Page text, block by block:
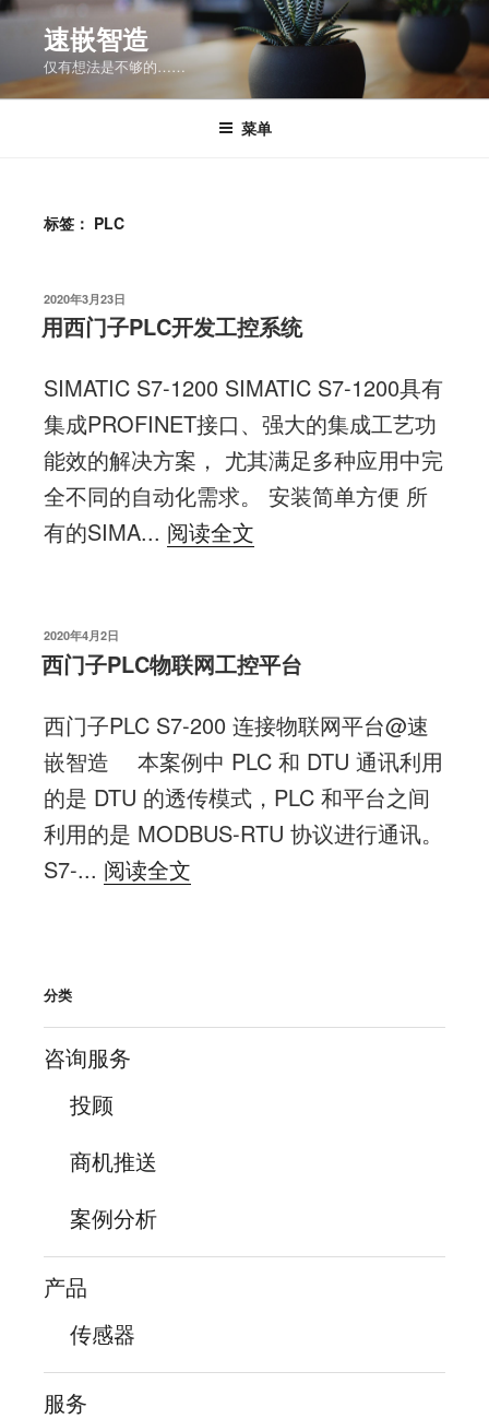
跳
内
速嵌智造
仅有想法是不够的……
菜单
标签： PLC
发
布
于
2020年3月23日
用西门子PLC开发工控系统
SIMATIC S7-1200 SIMATIC S7-1200具有
集成PROFINET接口、强大的集成工艺功
能效的解决方案， 尤其满足多种应用中完
全不同的自动化需求。 安装简单方便 所
有的SIMA... 阅读全文
发
布
于
2020年4月2日
西门子PLC物联网工控平台
西门子PLC S7-200 连接物联网平台@速
嵌智造 本案例中 PLC 和 DTU 通讯利用
的是 DTU 的透传模式，PLC 和平台之间
利用的是 MODBUS-RTU 协议进行通讯。
S7-... 阅读全文
分类
咨询服务
投顾
商机推送
案例分析
产品
传感器
服务